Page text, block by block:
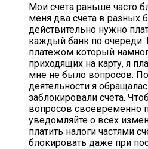
Мои счета раньше часто
меня два счета в разных
действительно нужно
каждый банк по
платежом который
приходящих на карту, я
мне не было вопросов.
деятельности я
заблокировали счета.
вопросов своевременно
уведомляйте о всех
платить налоги частями
блокировать даже при